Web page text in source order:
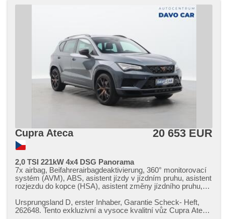
(PEBS), Bordcomputer, Fahrkamera, parkovací senzory
zadní, Servolenkung, Antriebsschlupfregelung (ASR), přední
pohon, Vorderlichter LED, řazení pádly pod volantem,
Scheibenwischersensor, Lichtsensor, Reifendrucksensor,
Überwachung der Ermüdung des Fahrers, Elektronisches
Stabilitätsprogramm (ESP), starten per Taste, Tempomat,
Getönte Scheiben, třízónová klimatizace, USB,
Außenthermometer, beheizte Sitze, beheizte Spiegel,
beheizte Lenkrad, Ausziehbare Kopflehnen,
höheneinstellbare Sitze, zadní loketní opěrka,
Heckscheibenwischer, Heck LED Leuchte, zatmavená
Cupra Ateca 20 653 EUR
2,0 TSI 221kW 4x4 DSG Panorama
7x airbag, Beifahrerairbagdeaktivierung, 360° monitorovací
systém (AVM), ABS, asistent jízdy v jízdním pruhu, asistent
rozjezdu do kopce (HSA), asistent změny jízdního pruhu,
Brems-Assistent, Uhr Spur, Blind Spot Anzeige,
Notbremsung (PEBS), Parkassistent, Fahrkamera,
Ursprungsland D,​ erster Inhaber,​ Garantie Scheck​- Heft,​
262648. Tento exkluzivní a vysoce kvalitní vůz Cupra Ateca